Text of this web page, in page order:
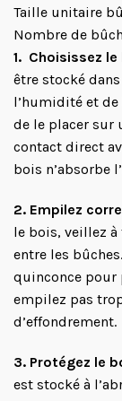
Taille unitaire
Nombre de
1. Choisissez
être stocké
l’humidité et
de le placer sur
contact direct
bois n’absorbe
2. Empilez
le bois, veillez
entre les
quinconce pour
empilez pas
d’effondrement.
3. Protégez le
est stocké à